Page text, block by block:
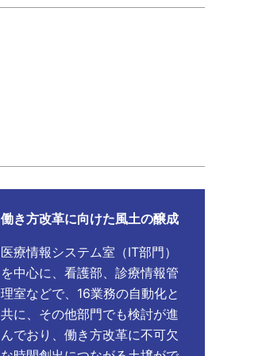
働き方改革に向けた風土の醸成
医療情報システム室（IT部門）
を中心に、看護部、診療情報管
理室などで、16業務の自動化と
共に、その他部門でも検討が進
んでおり、働き方改革に不可欠